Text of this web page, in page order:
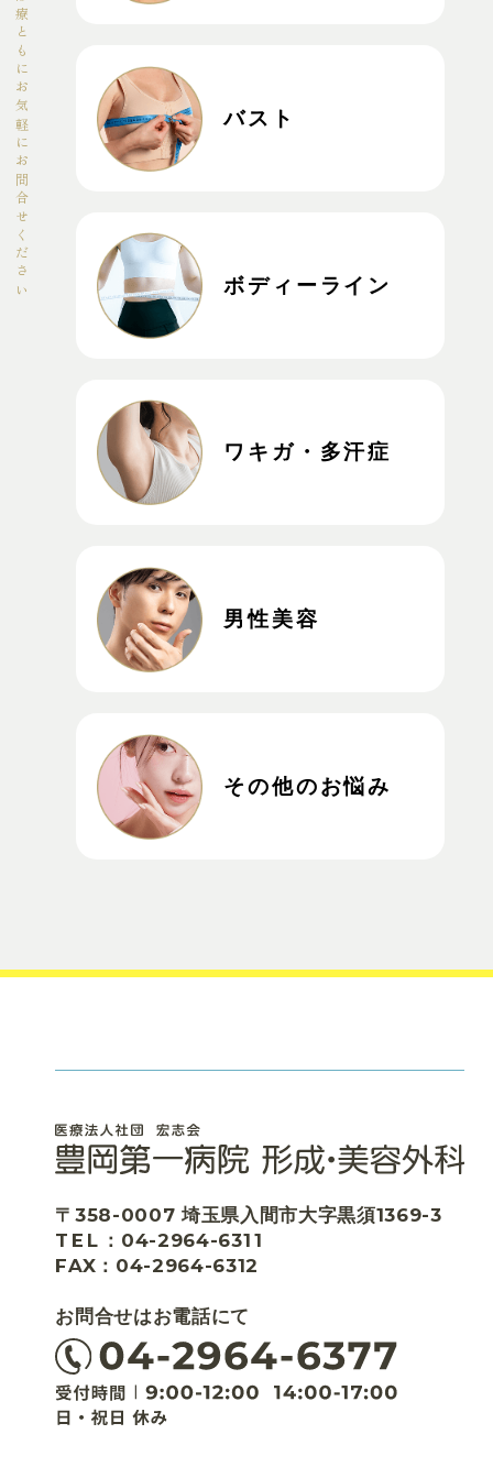
バスト
ボディーライン
ワキガ・多汗症
男性美容
その他のお悩み
〒358-0007 埼玉県入間市大字黒須1369-3
TEL ：04-2964-631 1
FAX：04-2964-6312
お問合せはお電話にて